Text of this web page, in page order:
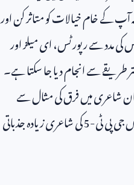
کے خام خیالات کو متاثر کن اور
مدد سے رپورٹس، ای میلز اور
طریقے سے انجام دیا جا سکتا ہے۔
شاعری میں فرق کی مثال سے
پی ٹی-5کی شاعری زیادہ جذباتی